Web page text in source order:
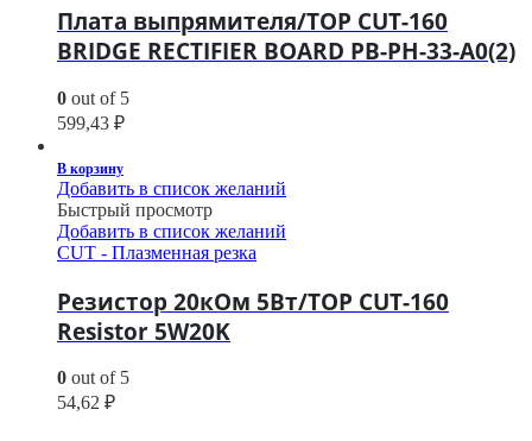
Плата выпрямителя/TOP CUT-160
BRIDGE RECTIFIER BOARD PB-PH-33-A0(2)
0 out of 5
599,43 ₽
В корзину
Добавить в список желаний
Быстрый просмотр
Добавить в список желаний
CUT - Плазменная резка
Резистор 20кОм 5Вт/TOP CUT-160
Resistor 5W20K
0 out of 5
54,62 ₽